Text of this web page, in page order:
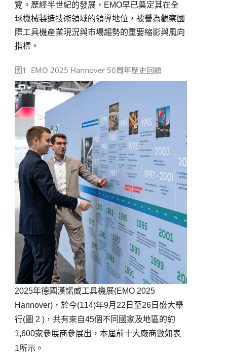
覽。歷經半世紀的發展，EMO早已奠定其在全
球機械製造技術領域的領導地位，被譽為觀察國
際工具機產業現況與市場趨勢的重要縮影與風向
指標。
圖1 EMO 2025 Hannover 50周年歷史回顧
2025年德國漢諾威工具機展(EMO 2025
Hannover)，於今(114)年9月22日至26日盛大舉
行(圖 2 )，共有來自45個不同國家及地區的約
1,600家參展商參展出，本屆前十大廠商數如表
1所示。